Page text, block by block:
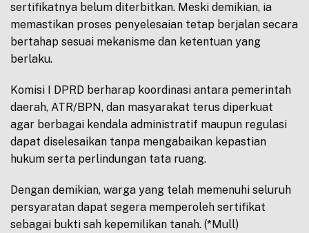
sertifikatnya belum diterbitkan. Meski demikian, ia
memastikan proses penyelesaian tetap berjalan secara
bertahap sesuai mekanisme dan ketentuan yang
berlaku.
Komisi I DPRD berharap koordinasi antara pemerintah
daerah, ATR/BPN, dan masyarakat terus diperkuat
agar berbagai kendala administratif maupun regulasi
dapat diselesaikan tanpa mengabaikan kepastian
hukum serta perlindungan tata ruang.
Dengan demikian, warga yang telah memenuhi seluruh
persyaratan dapat segera memperoleh sertifikat
sebagai bukti sah kepemilikan tanah. (*Mull)